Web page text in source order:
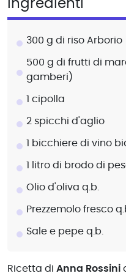
Ricetta di Anna Rossini
Ingredienti
300 g di riso Arborio
500 g di frutti di
gamberi)
1 cipolla
2 spicchi d'aglio
1 bicchiere di vino
1 litro di brodo di
Olio d'oliva q.b.
Prezzemolo fresco
Sale e pepe q.b.